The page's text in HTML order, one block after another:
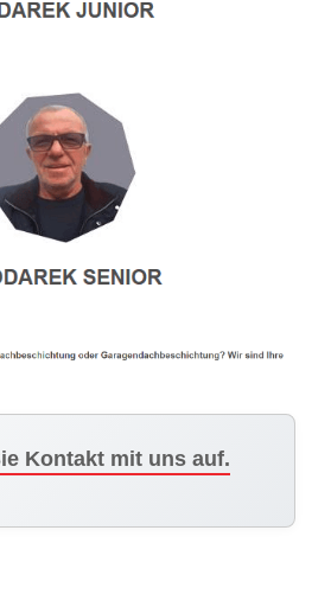
Kontakt mit uns auf.